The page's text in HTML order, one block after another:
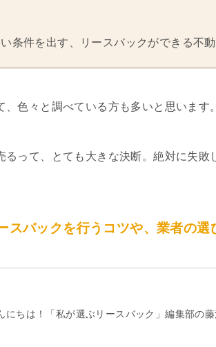
条件を出す、リースバックができる不
、色々と調べている方も多いと思います。
るって、とても大きな決断。絶対に失敗
スバックを行うコツや、業者の選
にちは！「私が選ぶリースバック」編集部の藤